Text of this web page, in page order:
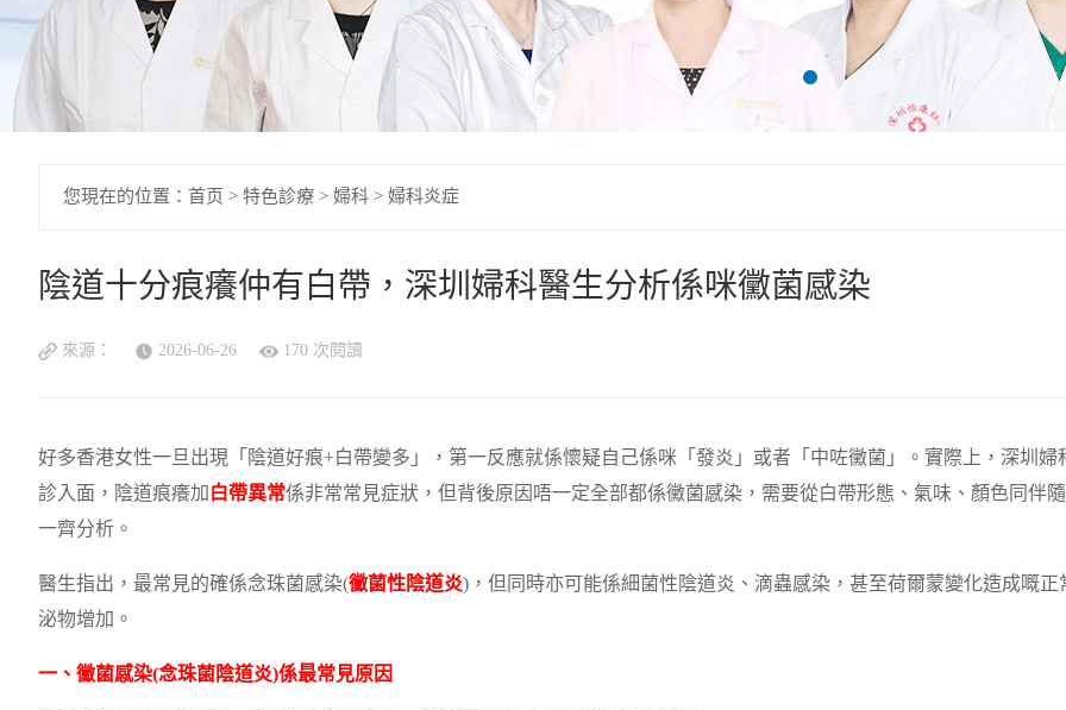
您現在的位置： 首页 > 特色診療 > 婦科 > 婦科炎症
陰道十分痕癢仲有白帶，深圳婦科醫生分析係咪黴菌感染
來源： 2026-06-26 170 次閱讀
好多香港女性一旦出現「陰道好痕+白帶變多」，第一反應就係懷疑自己係咪「發炎」或者「中咗黴菌」。實際上，深圳婦
診入面，陰道痕癢加 白帶異常係非常常見症狀，但背後原因唔一定全部都係黴菌感染，需要從白帶形態、氣味、顏色同伴
一齊分析。
醫生指出，最常見的確係念珠菌感染(黴菌性陰道炎)，但同時亦可能係細菌性陰道炎、滴蟲感染，甚至荷爾蒙變化造成嘅正
泌物增加。
一、黴菌感染(念珠菌陰道炎)係最常見原因